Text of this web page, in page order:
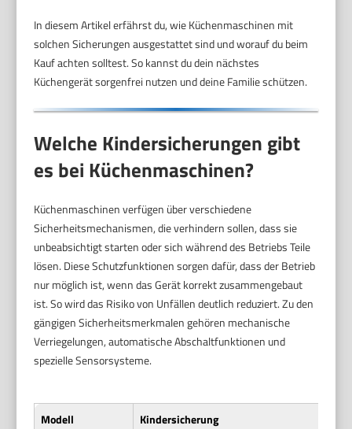
In diesem Artikel erfährst du, wie Küchenmaschinen mit
solchen Sicherungen ausgestattet sind und worauf du beim
Kauf achten solltest. So kannst du dein nächstes
Küchengerät sorgenfrei nutzen und deine Familie schützen.
Welche Kindersicherungen gibt
es bei Küchenmaschinen?
Küchenmaschinen verfügen über verschiedene
Sicherheitsmechanismen, die verhindern sollen, dass sie
unbeabsichtigt starten oder sich während des Betriebs Teile
lösen. Diese Schutzfunktionen sorgen dafür, dass der Betrieb
nur möglich ist, wenn das Gerät korrekt zusammengebaut
ist. So wird das Risiko von Unfällen deutlich reduziert. Zu den
gängigen Sicherheitsmerkmalen gehören mechanische
Verriegelungen, automatische Abschaltfunktionen und
spezielle Sensorsysteme.
Modell Kindersicherung